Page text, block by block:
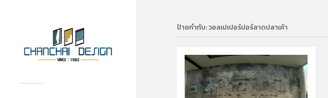
ป้ายกำกับ:วอลเปเปอร์ปอร์ลาดปลาเค้า